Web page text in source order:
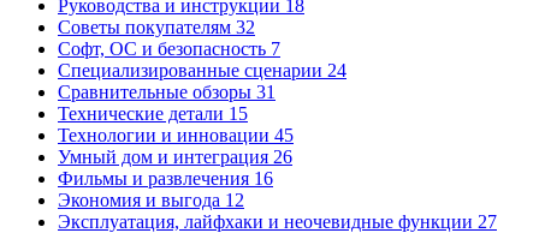
Руководства и инструкции 18
Советы покупателям 32
Софт, ОС и безопасность 7
Специализированные сценарии 24
Сравнительные обзоры 31
Технические детали 15
Технологии и инновации 45
Умный дом и интеграция 26
Фильмы и развлечения 16
Экономия и выгода 12
Эксплуатация, лайфхаки и неочевидные функции 27